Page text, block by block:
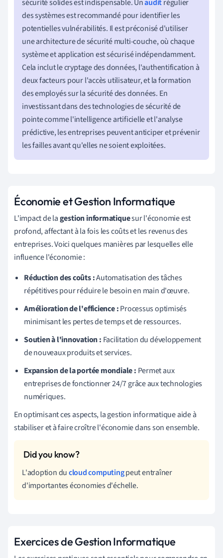
sécurité solides est indispensable. Unauditrégulier
des systèmes est recommandé pour identifier les
potentielles vulnérabilités. Il est préconisé d'utiliser
une architecture de sécurité multi-couche, où chaque
système et application est sécurisé indépendamment.
Cela inclut le cryptage des données, l'authentification à
deux facteurs pour l'accès utilisateur, et la formation
des employés sur la sécurité des données. En
investissant dans des technologies de sécurité de
pointe comme l'intelligence artificielle et l'analyse
prédictive, les entreprises peuvent anticiper et prévenir
les failles avant qu'elles ne soient exploitées.
Économie et Gestion Informatique
L'impact de lagestion informatiquesur l'économie est
profond, affectant à la fois les coûts et les revenus des
entreprises. Voici quelques manières par lesquelles elle
influence l'économie :
Réduction des coûts :Automatisation des tâches
répétitives pour réduire le besoin en main d'œuvre.
Amélioration de l'efficience :Processus optimisés
minimisant les pertes de temps et de ressources.
Soutien à l'innovation : Facilitation du développement
de nouveaux produits et services.
Expansion de la portée mondiale : Permet aux
entreprises de fonctionner 24/7 grâce aux technologies
numériques.
En optimisant ces aspects, la gestion informatique aide à
stabiliser et à faire croître l'économie dans son ensemble.
L'adoption ducloud computingpeut entraîner
d'importantes économies d'échelle.
Exercices de Gestion Informatique